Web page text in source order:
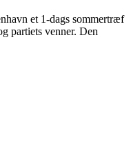
et 1-dags sommertræf
partiets venner. Den